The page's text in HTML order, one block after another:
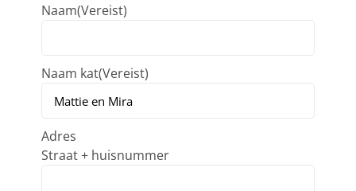
Naam(Vereist)
Naam kat(Vereist)
Adres
Straat + huisnummer